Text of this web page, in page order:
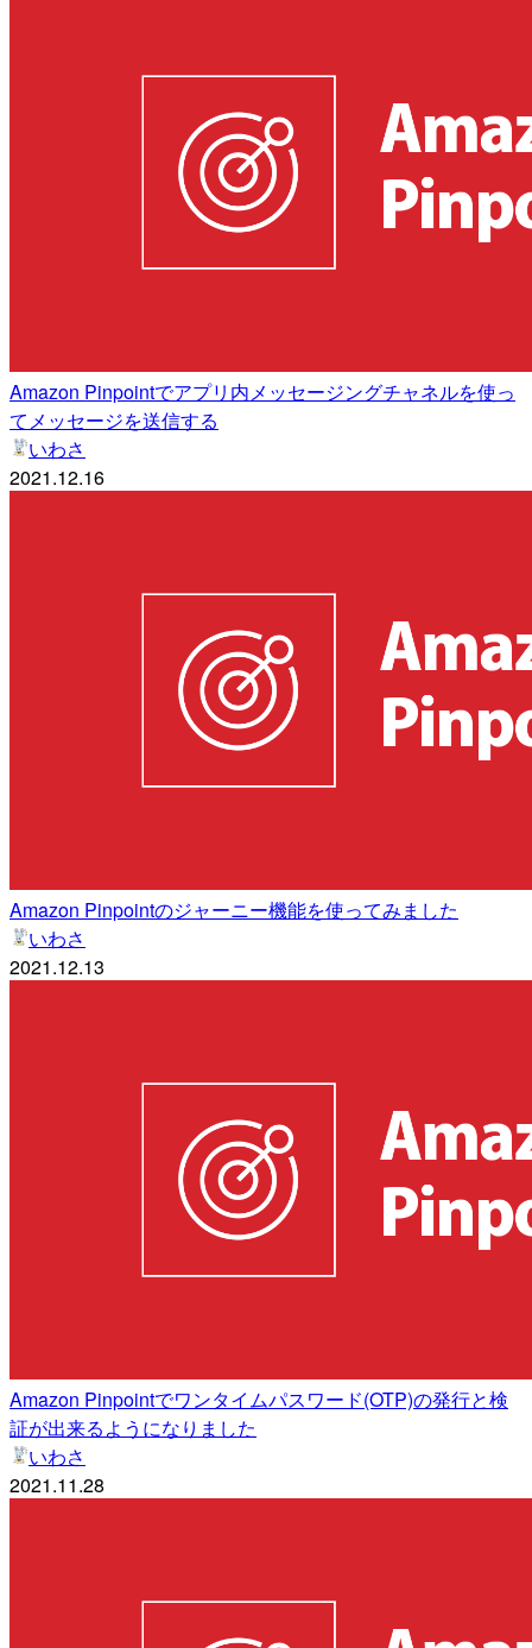
Amazon Pinpointでアプリ内メッセージングチャネルを使っ
てメッセージを送信する
いわさ
2021.12.16
Amazon Pinpointのジャーニー機能を使ってみました
いわさ
2021.12.13
Amazon Pinpointでワンタイムパスワード(OTP)の発行と検
証が出来るようになりました
いわさ
2021.11.28